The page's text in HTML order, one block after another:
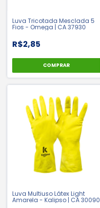
Luva Tricotada Mesclada 5
Fios - Omega | CA 37930
R$2,85
COMPRAR
Luva Multiuso Látex Light
Amarela - Kalipso | CA 30090